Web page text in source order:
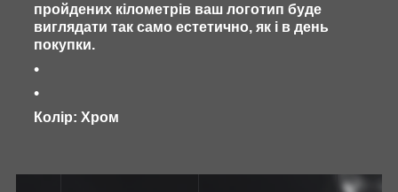
пройдених кілометрів ваш логотип буде
виглядати так само естетично, як і в день
покупки.
Колір: Хром